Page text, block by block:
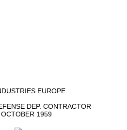
EUROPE
DEP. CONTRACTOR
OCTOBER 1959